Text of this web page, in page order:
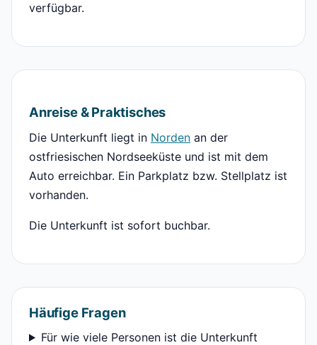
verfügbar.
Anreise & Praktisches
Die Unterkunft liegt in Norden an der
ostfriesischen Nordseeküste und ist mit dem
Auto erreichbar. Ein Parkplatz bzw. Stellplatz ist
vorhanden.
Die Unterkunft ist sofort buchbar.
Häufige Fragen
Für wie viele Personen ist die Unterkunft